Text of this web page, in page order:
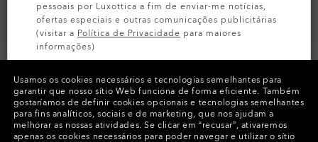
Cores (22) LentesPrizm Road,
ArmaçãoMatte Black
Usamos os cookies necessários e tecnologias semelhantes para
garantir que nosso sítio Web funciona de forma eficiente. Também
gostaríamos de definir cookies opcionais e tecnologias semelhantes
para fins analíticos, sociais e de marketing, que nos ajudam a
melhorar as nossas atividades. Se clicar em “recusar”, ativaremos
apenas os cookies necessários para poder navegar e utilizar o sítio
pessoais por Luxottica a fim de enviar-me notícias,
ofertas especiais e outras comunicações publicitárias
(visitar a Política de Privacidade para maiores
informações)
INSCREVA-SE